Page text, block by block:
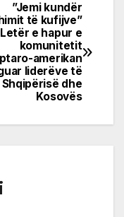
”Jemi kundër
të kufijve”
e hapur e
komunitetit
amerikan
liderëve të
Shqipërisë dhe
Kosovës